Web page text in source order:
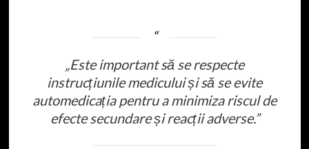
„Este important să se respecte
instrucțiunile medicului și să se evite
automedicația pentru a minimiza riscul de
efecte secundare și reacții adverse.”